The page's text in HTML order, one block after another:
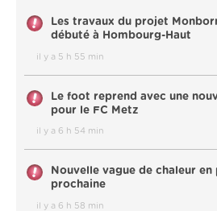
Les travaux du projet
débuté à Hombourg-Haut
il y a 5 h 55 min
Le foot reprend avec une
pour le FC Metz
il y a 6 h 54 min
Nouvelle vague de chaleur
prochaine
il y a 6 h 58 min